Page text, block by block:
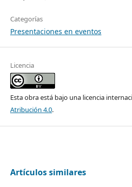
Categorías
Presentaciones en eventos
Licencia
Esta obra está bajo una licencia
Atribución 4.0.
Artículos similares